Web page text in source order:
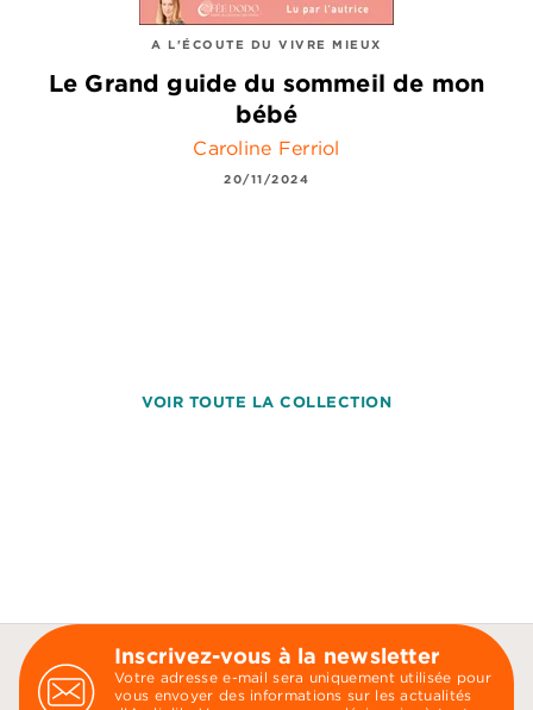
A L'ÉCOUTE DU VIVRE MIEUX
Le Grand guide du sommeil de mon
bébé
Caroline Ferriol
20/11/2024
VOIR TOUTE LA COLLECTION
Inscrivez-vous à la newsletter
Votre adresse e-mail sera uniquement utilisée pour
vous envoyer des informations sur les actualités